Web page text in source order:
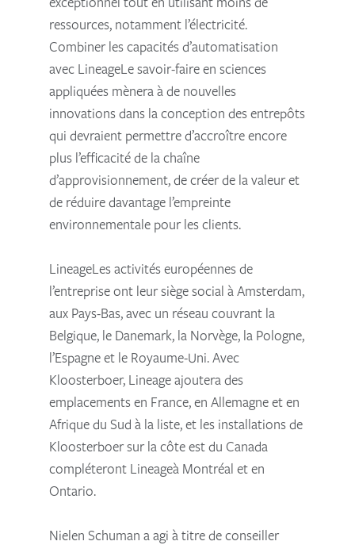
ressources, notamment l’électricité.
Combiner les capacités d’automatisation
avec LineageLe savoir-faire en sciences
appliquées mènera à de nouvelles
innovations dans la conception des entrepôts
qui devraient permettre d’accroître encore
plus l’efficacité de la chaîne
d’approvisionnement, de créer de la valeur et
de réduire davantage l’empreinte
environnementale pour les clients.
LineageLes activités européennes de
l’entreprise ont leur siège social à Amsterdam,
aux Pays-Bas, avec un réseau couvrant la
Belgique, le Danemark, la Norvège, la Pologne,
l’Espagne et le Royaume-Uni. Avec
Kloosterboer, Lineage ajoutera des
emplacements en France, en Allemagne et en
Afrique du Sud à la liste, et les installations de
Kloosterboer sur la côte est du Canada
compléteront Lineageà Montréal et en
Ontario.
Nielen Schuman a agi à titre de conseiller